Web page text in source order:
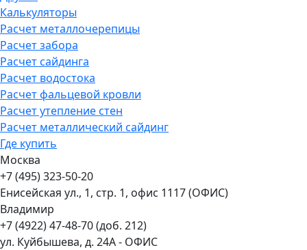
Калькуляторы
Расчет металлочерепицы
Расчет забора
Расчет сайдинга
Расчет водостока
Расчет фальцевой кровли
Расчет утепление стен
Расчет металлический сайдинг
Где купить
Москва
+7 (495) 323-50-20
Енисейская ул., 1, стр. 1, офис 1117 (ОФИС)
Владимир
+7 (4922) 47-48-70 (доб. 212)
ул. Куйбышева, д. 24А - ОФИС